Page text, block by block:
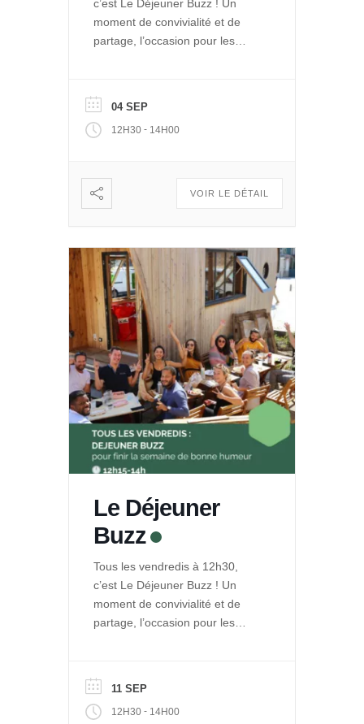
c’est Le Déjeuner Buzz ! Un
moment de convivialité et de
partage, l’occasion pour les
autour d’un repas. Et pour le
public de découvrir les projets
engagés qui se développent
: […]
04 SEP
12H30 - 14H00
VOIR LE DÉTAIL
Le Déjeuner
Buzz
Tous les vendredis à 12h30,
c’est Le Déjeuner Buzz ! Un
moment de convivialité et de
partage, l’occasion pour les
autour d’un repas. Et pour le
public de découvrir les projets
engagés qui se développent
11 SEP
12H30 - 14H00